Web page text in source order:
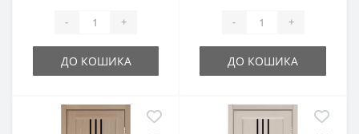
- +
ДО КОШИКА
- +
ДО КОШИКА